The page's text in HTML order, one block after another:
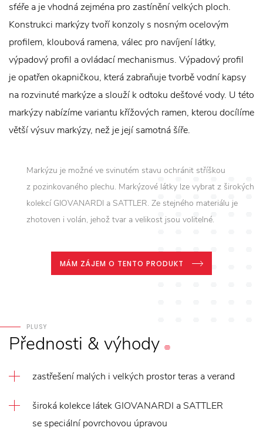
sféře a je vhodná zejména pro zastínění velkých ploch.
Konstrukci markýzy tvoří konzoly s nosným ocelovým
profilem, kloubová ramena, válec pro navíjení látky,
výpadový profil a ovládací mechanismus. Výpadový profil
je opatřen okapničkou, která zabraňuje tvorbě vodní kapsy
na rozvinuté markýze a slouží k odtoku dešťové vody. U této
markýzy nabízíme variantu křížových ramen, kterou docílíme
větší výsuv markýzy, než je její samotná šíře.
Markýzu je možné ve svinutém stavu ochránit stříškou
z pozinkovaného plechu. Markýzové látky lze vybrat z širokých
kolekcí GIOVANARDI a SATTLER. Ze stejného materiálu je
zhotoven i volán, jehož tvar a velikost jsou volitelné.
MÁM ZÁJEM O TENTO PRODUKT
PLUSY
Přednosti &výhody
zastřešení malých i velkých prostor teras a verand
široká kolekce látek GIOVANARDI a SATTLER
se speciální povrchovou úpravou